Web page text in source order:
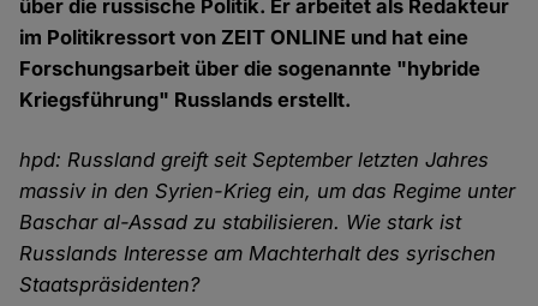
über die russische Politik. Er arbeitet als Redakteur
im Politikressort von ZEIT ONLINE und hat eine
Forschungsarbeit über die sogenannte "hybride
Kriegsführung" Russlands erstellt.
hpd: Russland greift seit September letzten Jahres
massiv in den Syrien-Krieg ein, um das Regime unter
Baschar al-Assad zu stabilisieren. Wie stark ist
Russlands Interesse am Machterhalt des syrischen
Staatspräsidenten?